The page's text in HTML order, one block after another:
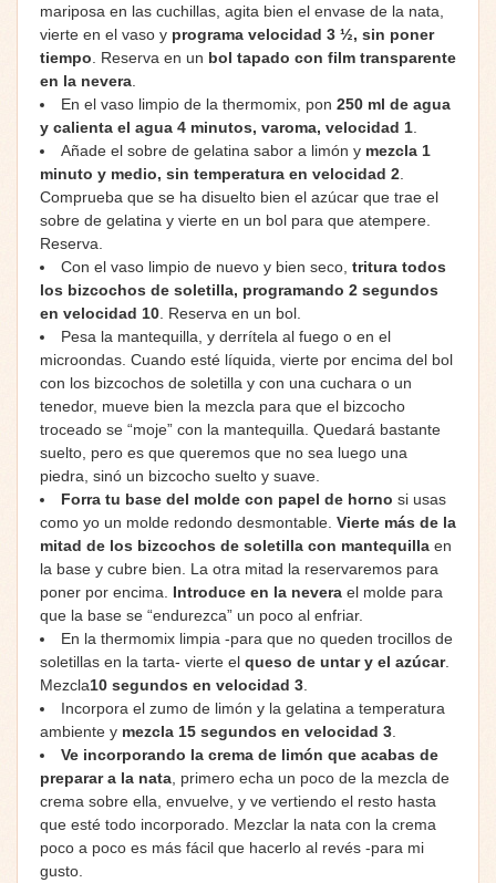
mariposa en las cuchillas, agita bien el envase de la nata,
vierte en el vaso y programa velocidad 3 ½, sin poner
tiempo . Reserva en un bol tapado con film transparente
en la nevera
En el vaso limpio de la thermomix, pon 250 ml de agua
y calienta el agua 4 minutos, varoma, velocidad 1
Añade el sobre de gelatina sabor a limón y mezcla 1
minuto y medio, sin temperatura en velocidad 2
Comprueba que se ha disuelto bien el azúcar que trae el
sobre de gelatina y vierte en un bol para que atempere.
Reserva.
Con el vaso limpio de nuevo y bien seco, tritura todos
los bizcochos de soletilla, programando 2 segundos
en velocidad 10 . Reserva en un bol.
Pesa la mantequilla, y derrítela al fuego o en el
microondas. Cuando esté líquida, vierte por encima del bol
con los bizcochos de soletilla y con una cuchara o un
tenedor, mueve bien la mezcla para que el bizcocho
troceado se “moje” con la mantequilla. Quedará bastante
suelto, pero es que queremos que no sea luego una
piedra, sinó un bizcocho suelto y suave.
Forra tu base del molde con papel de horno si usas
como yo un molde redondo desmontable. Vierte más de la
mitad de los bizcochos de soletilla con mantequilla en
la base y cubre bien. La otra mitad la reservaremos para
poner por encima. Introduce en la nevera el molde para
que la base se “endurezca” un poco al enfriar.
En la thermomix limpia -para que no queden trocillos de
soletillas en la tarta- vierte el queso de untar y el azúcar.
Mezcla10 segundos en velocidad 3
Incorpora el zumo de limón y la gelatina a temperatura
ambiente y mezcla 15 segundos en velocidad 3
Ve incorporando la crema de limón que acabas de
preparar a la nata , primero echa un poco de la mezcla de
crema sobre ella, envuelve, y ve vertiendo el resto hasta
que esté todo incorporado. Mezclar la nata con la crema
poco a poco es más fácil que hacerlo al revés -para mi
gusto.